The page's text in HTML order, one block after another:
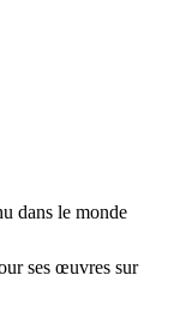
dans le monde
ses œuvres sur